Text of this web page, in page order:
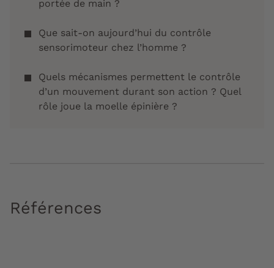
portée de main ?
Que sait-on aujourd’hui du contrôle
sensorimoteur chez l’homme ?
Quels mécanismes permettent le contrôle
d’un mouvement durant son action ? Quel
rôle joue la moelle épinière ?
Références